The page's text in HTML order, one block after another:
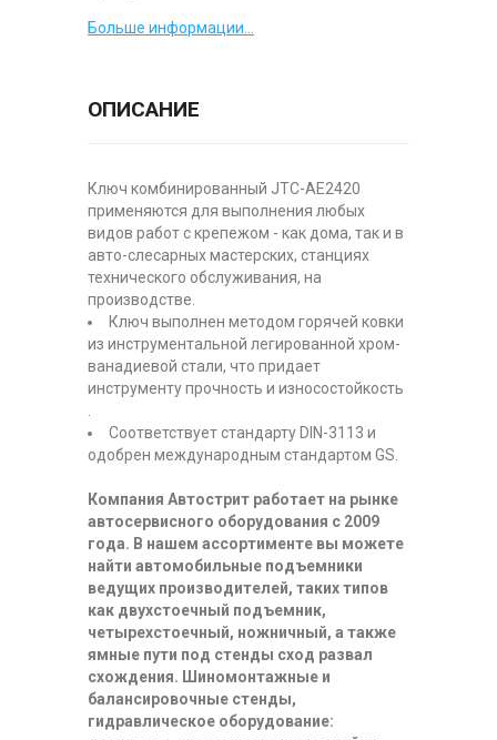
Больше информации...
ОПИСАНИЕ
Ключ комбинированный JTC-AE2420
применяются для выполнения любых
видов работ с крепежом - как дома, так и в
авто-слесарных мастерских, станциях
технического обслуживания, на
производстве.
Ключ выполнен методом горячей ковки
из инструментальной легированной хром-
ванадиевой стали, что придает
инструменту прочность и износостойкость
Соответствует стандарту DIN-3113 и
одобрен международным стандартом GS.
Компания Автострит работает на рынке
автосервисного оборудования с 2009
года. В нашем ассортименте вы можете
найти автомобильные подъемники
ведущих производителей, таких типов
как двухстоечный подъемник,
четырехстоечный, ножничный, а также
ямные пути под стенды сход развал
схождения. Шиномонтажные и
балансировочные стенды,
гидравлическое оборудование: